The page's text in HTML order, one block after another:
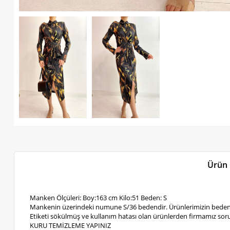
Ürün
Manken Ölçüleri: Boy:163 cm Kilo:51 Beden: S
Mankenin üzerindeki numune S/36 bedendir. Ürünlerimizin
Etiketi sökülmüş ve kullanım hatası olan ürünlerden firmamız
KURU TEMİZLEME YAPINIZ